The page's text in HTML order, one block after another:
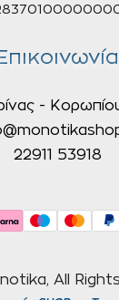
-
22911 53918
All